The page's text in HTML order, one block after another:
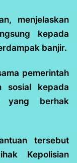
menjelaskan
kepada
banjir.
pemerintah
sosial kepada
yang berhak
tersebut
Kepolisian